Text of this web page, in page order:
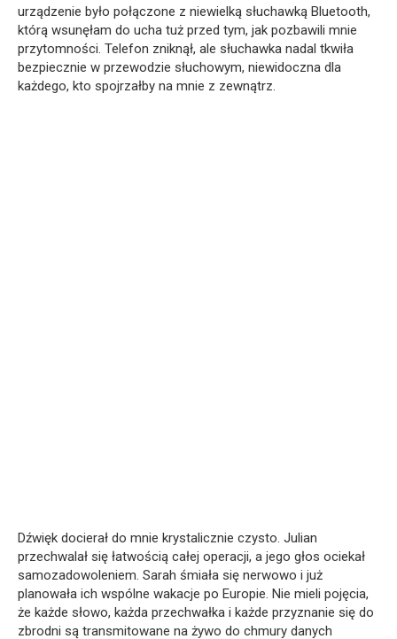
urządzenie było połączone z niewielką słuchawką Bluetooth,
którą wsunęłam do ucha tuż przed tym, jak pozbawili mnie
przytomności. Telefon zniknął, ale słuchawka nadal tkwiła
bezpiecznie w przewodzie słuchowym, niewidoczna dla
każdego, kto spojrzałby na mnie z zewnątrz.
Dźwięk docierał do mnie krystalicznie czysto. Julian
przechwalał się łatwością całej operacji, a jego głos ociekał
samozadowoleniem. Sarah śmiała się nerwowo i już
planowała ich wspólne wakacje po Europie. Nie mieli pojęcia,
że każde słowo, każda przechwałka i każde przyznanie się do
zbrodni są transmitowane na żywo do chmury danych